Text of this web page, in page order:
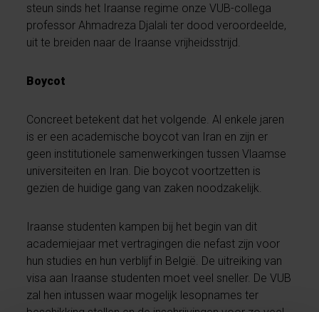
steun sinds het Iraanse regime onze VUB-collega
professor Ahmadreza Djalali ter dood veroordeelde,
uit te breiden naar de Iraanse vrijheidsstrijd.
Boycot
Concreet betekent dat het volgende. Al enkele jaren
is er een academische boycot van Iran en zijn er
geen institutionele samenwerkingen tussen Vlaamse
universiteiten en Iran. Die boycot voortzetten is
gezien de huidige gang van zaken noodzakelijk.
Iraanse studenten kampen bij het begin van dit
academiejaar met vertragingen die nefast zijn voor
hun studies en hun verblijf in België. De uitreiking van
visa aan Iraanse studenten moet veel sneller. De VUB
zal hen intussen waar mogelijk lesopnames ter